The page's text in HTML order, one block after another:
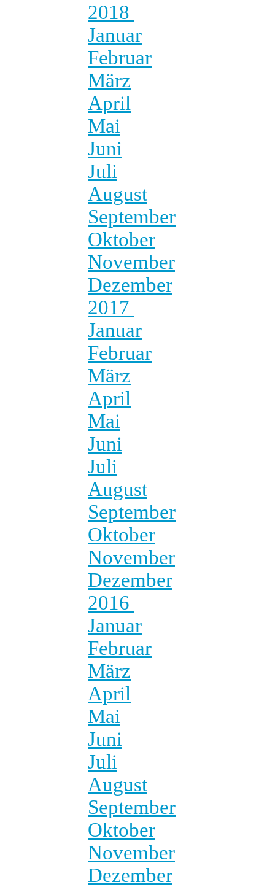
2018
Januar
Februar
März
April
Mai
Juni
Juli
August
September
Oktober
November
Dezember
2017
Januar
Februar
März
April
Mai
Juni
Juli
August
September
Oktober
November
Dezember
2016
Januar
Februar
März
April
Mai
Juni
Juli
August
September
Oktober
November
Dezember